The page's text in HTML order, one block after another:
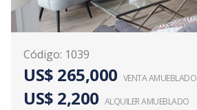
Código: 1039
US$ 265,000 VENTA AMUEBLADO
US$ 2,200 ALQUILERAMUEBLADO